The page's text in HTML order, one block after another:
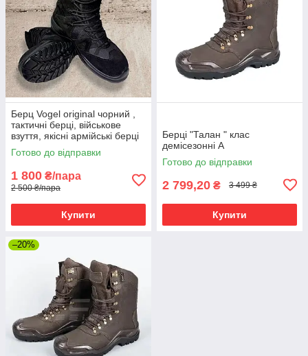
Берц Vogel original чорний ,
тактичні берці, військове
взуття, якісні армійські берці
Готово до відправки
1 800 ₴/пара
2 500 ₴/пара
Купити
Берці "Талан " клас
демісезонні А
Готово до відправки
2 799,20 ₴ 3 499 ₴
Купити
–20%